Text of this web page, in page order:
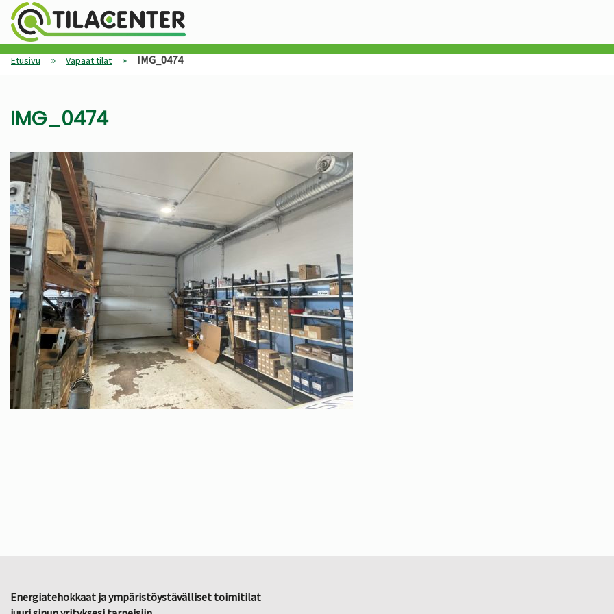
Etusivu » Vapaat tilat » IMG_0474
IMG_0474
Energiatehokkaat ja ympäristöystävälliset toimitilat